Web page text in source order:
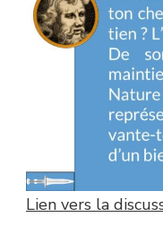
Lien vers la